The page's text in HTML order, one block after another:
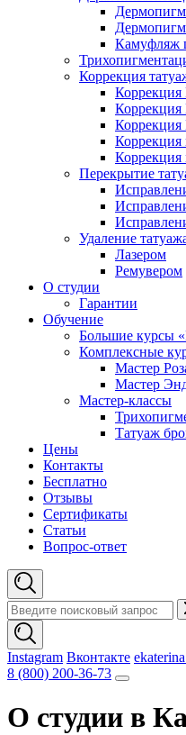
Камуфляж
Коррекция
Коррекция
Коррекция
Перекрытие
Удаление
Лазером
Ремувером
О студии
Гарантии
Обучение
Большие курсы
Комплексные
Мастер
Мастер
Мастер-классы
Татуаж
Цены
Контакты
Бесплатно
Отзывы
Сертификаты
Статьи
Вопрос-ответ
Instagram Вконтакте
8 (800) 200-36-73
О студии в